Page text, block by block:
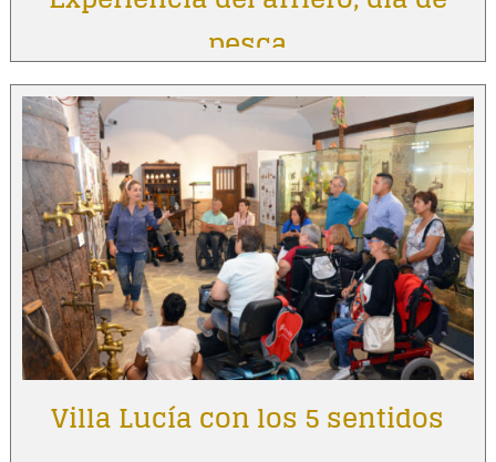
pesca
Villa Lucía con los 5 sentidos